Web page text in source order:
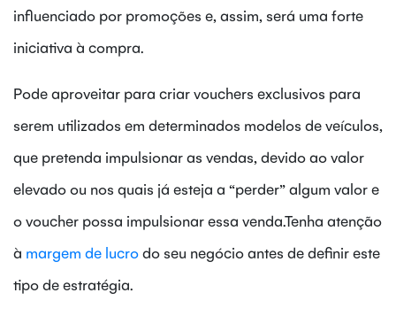
influenciado por promoções e, assim, será uma forte
iniciativa à compra.
Pode aproveitar para criar vouchers exclusivos para
serem utilizados em determinados modelos de veículos,
que pretenda impulsionar as vendas, devido ao valor
elevado ou nos quais já esteja a “perder” algum valor e
o voucher possa impulsionar essa venda.Tenha atenção
à margem de lucrodo seu negócio antes de definir este
tipo de estratégia.